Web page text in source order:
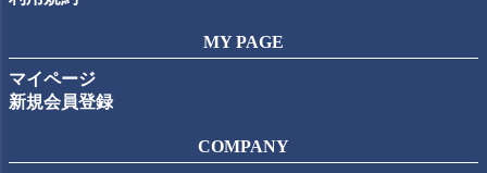
MY PAGE
マイページ
新規会員登録
COMPANY